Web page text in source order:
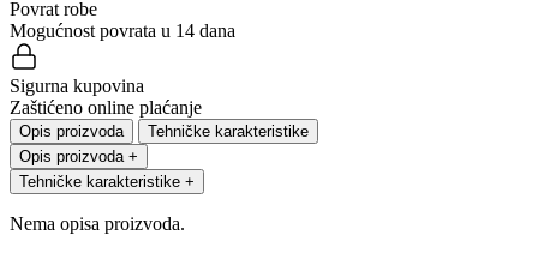
Povrat robe
Mogućnost povrata u 14 dana
Sigurna kupovina
Zaštićeno online plaćanje
Opis proizvoda
Tehničke karakteristike
Opis proizvoda +
Tehničke karakteristike +
Nema opisa proizvoda.